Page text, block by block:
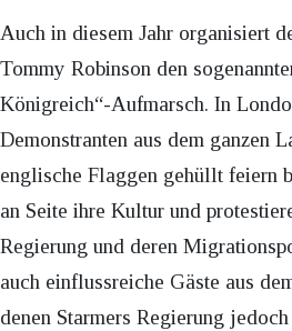
Auch in diesem Jahr organisiert
Tommy Robinson den
Königreich“-Aufmarsch. In
Demonstranten aus dem ganzen
englische Flaggen gehüllt feiern
an Seite ihre Kultur und
Regierung und deren
auch einflussreiche Gäste aus
denen Starmers Regierung